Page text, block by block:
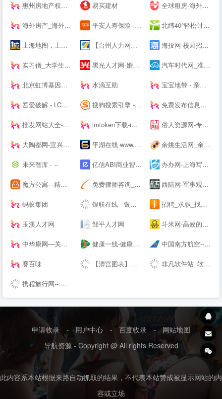
惠州房地产权威媒体-惠民之家房产网 易买建材 全球租房-海外租房-留学租房-留学生公寓-U--s异乡好居
海外房产_海外买房置业_海外房产投资 - 外国买房网 | Waigf.com 平安人寿保险---人寿保险,重疾保险,意外保险,医疗保险,少儿保险,理财储蓄 北纬40°轻松讨论，严肃思考。
上海地图，上海电子地图，上海街景地图，实景地图 - 城市吧街景地图2021 【台州人力网】台州人才网，台州--，台州最新人才招聘信息！ 海投网-校园招聘|校招|宣讲会|为应届毕业生提供校园招聘会最新信息
实习僧_大学生实习、校招求职--站_实习_校园招聘丨萌想科技 黑光人才网-婚纱影楼招聘_儿童影楼招聘专业平台！ 汽车时代网_准确汽车报价,助您正确选车、买车、用车
北京虹博基因医疗科技股份有限公司 | 虹博基因 水滴互助 宝宝地带 - 亲子阅读育儿交流网站社区
吾爱破解 - LCG - LSG|安卓破解|病毒分析|www.52pojie.cn 搜狗搜索引擎 - 上网从搜狗开始 免费发布信息网站大全_信息发布网站大全_B2B网站大全 - 壹佰导航网
批发网站大全-生意人都在用的批发123456789 imtoken下载-imtoken钱包下载imtoken新版App--下载-主题之家 俗人资源网-专注网站源码、网站模板、插件，技术教程、实用工具、绿色软件、活动线报！
大陶都网-宜兴人的-- 平湖在线 www.PH66.com | 生活_消费_信息专业媒体 | 平湖在线 平湖通 余姚生活网_余姚论坛_余姚市综合--
未来智库 - -- 亿信ABI商业智能软件-一站式数据分析BI软件工具 办办网-上海写字楼出租_上海办公室出租
魔方公寓---精品单身青年白领公寓出租|酒店式爱情公寓租房 免费律师咨询_问律师_律师咨询-法律快车--（Lawtime.cn） 西陆网-军事观察室|军事记实|军事科技:军事--
蚂蚁集团 银联在线 - 银联网上手机充值缴费,网上信用卡还款 安全,快捷,高效! 招聘_求职_找工作 - 首选卓博人才网
玉溪人才网 邹平人才网 斗米网-高效的全职、兼职招聘服务平台
中华康网—关注生活，关注健康！ 健康一线-健康一线视频网-健康视频网 中国南方航空---机票查询,机票预定,航班查询
赛百味 【清宫图表】生男生女清宫图表|2022生男生女预测表-生育帮 - 生男生女帮 非凡软件站_软件下载_下载首页
携程旅行网--:酒店预订,机票预订查询,旅游度假,商旅管理
申请收录 - 用户中心 - 百度收录 -
网站地图
导航资源 - Copyright @ All rights Reserved
此内容系本站根据来路自动抓取的结果，不代表本站赞成被显示网站的内
容或立场